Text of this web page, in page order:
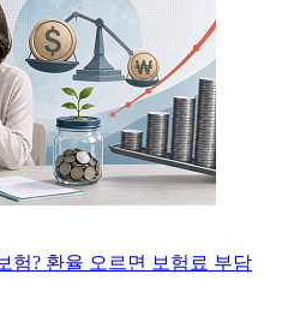
험? 환율 오르면 보험료 부담